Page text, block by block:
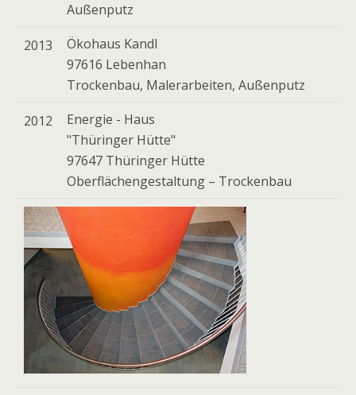
Außenputz
2013
Ökohaus Kandl
97616 Lebenhan
Trockenbau, Malerarbeiten, Außenputz
2012
Energie - Haus
"Thüringer Hütte"
97647 Thüringer Hütte
Oberflächengestaltung – Trockenbau